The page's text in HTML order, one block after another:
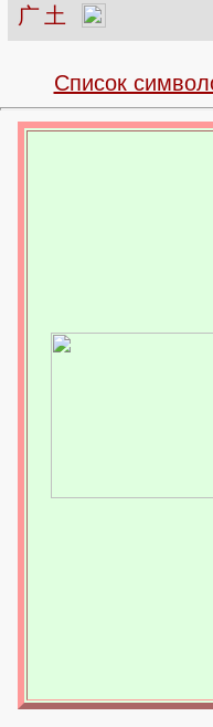
广 土
Список